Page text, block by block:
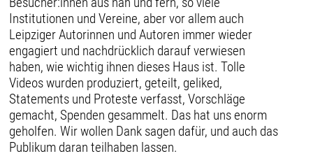
Institutionen und Vereine, aber vor allem auch
Leipziger Autorinnen und Autoren immer wieder
engagiert und nachdrücklich darauf verwiesen
haben, wie wichtig ihnen dieses Haus ist. Tolle
Videos wurden produziert, geteilt, geliked,
Statements und Proteste verfasst, Vorschläge
gemacht, Spenden gesammelt. Das hat uns enorm
geholfen. Wir wollen Dank sagen dafür, und auch das
Publikum daran teilhaben lassen.